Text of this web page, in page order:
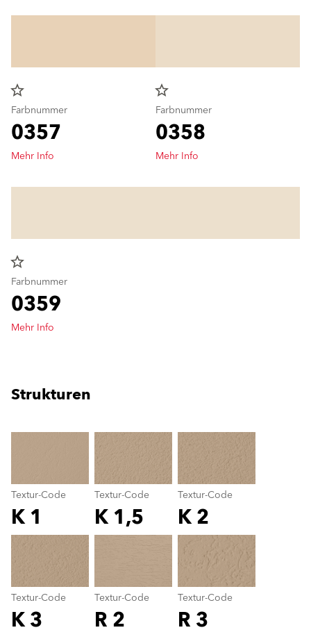
star_border
Farbnummer
0357
Mehr Info
star_border
Farbnummer
0358
Mehr Info
star_border
Farbnummer
0359
Mehr Info
Strukturen
Textur-Code
K 1
Textur-Code
K 1,5
Textur-Code
K 2
Textur-Code
K 3
Textur-Code
R 2
Textur-Code
R 3
Textur-Code
color_name